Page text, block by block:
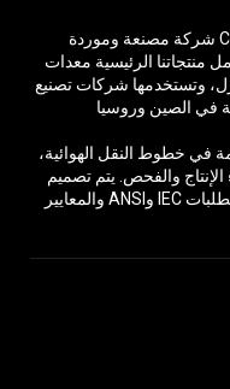
تعد Contune International Corp Limited شركة مصنعة وموردة
منتجاتنا الرئيسية معدات
وتستخدمها شركات تصنيع
في الصين وروسيا
في خطوط النقل الهوائية،
الإنتاج والفحص. يتم تصميم
آلات الاختبار لدينا لأغراض مختلفة وفقاً لمتطلبات IEC وANSI والمعايير